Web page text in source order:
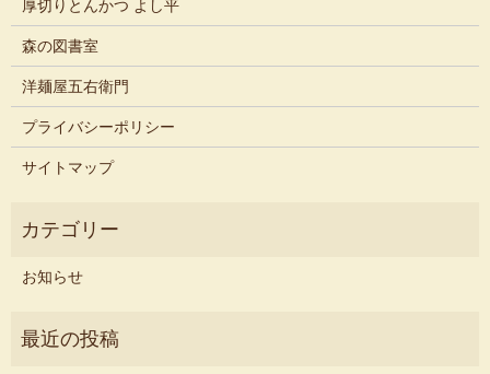
厚切りとんかつ よし平
森の図書室
洋麺屋五右衛門
プライバシーポリシー
サイトマップ
お知らせ